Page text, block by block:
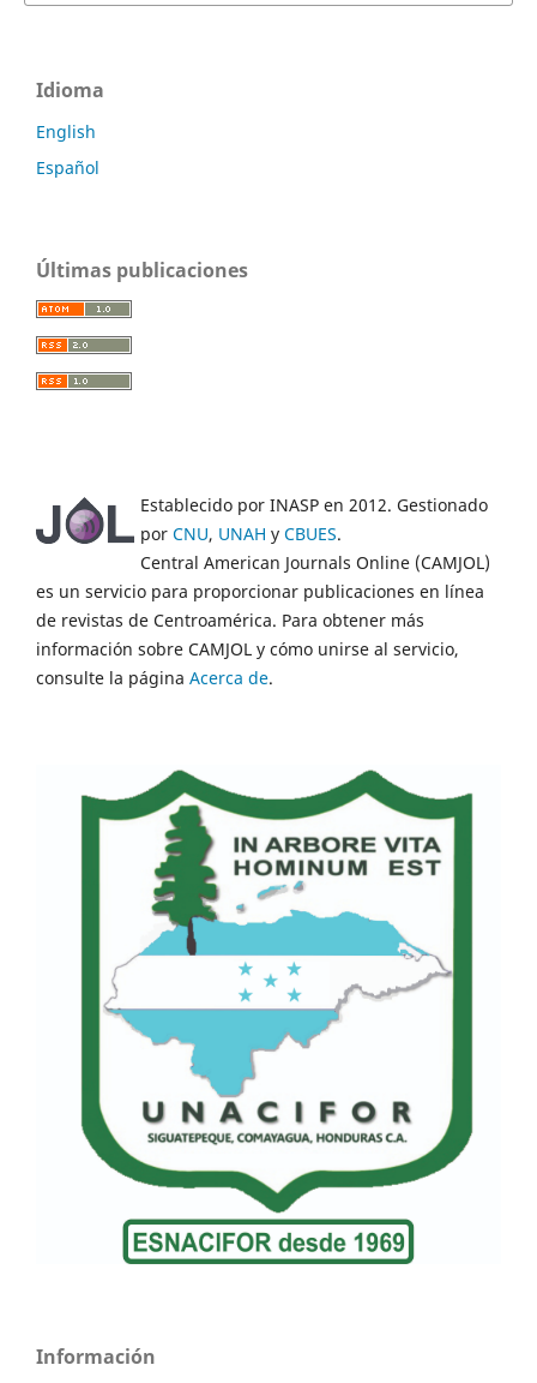
Idioma
English
Español
Últimas publicaciones
Establecido por INASP en 2012. Gestionado
por CNU, UNAH y CBUES.
Central American Journals Online (CAMJOL)
es un servicio para proporcionar publicaciones en línea
de revistas de Centroamérica. Para obtener más
información sobre CAMJOL y cómo unirse al servicio,
consulte la página Acerca de.
Información